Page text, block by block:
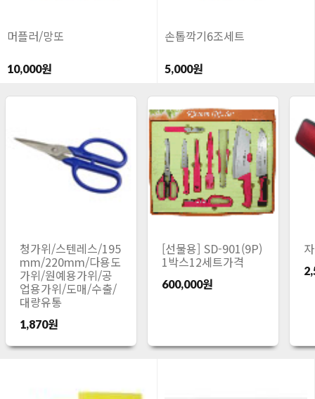
머플러/망또
10,000원
손톱깍기6조세트
5,000원
청가위/스텐레스/195
mm/220mm/다용도
가위/원예용가위/공
업용가위/도매/수출/
대량유통
1,870원
[선물용] SD-901(9P)
1박스12세트가격
600,000원